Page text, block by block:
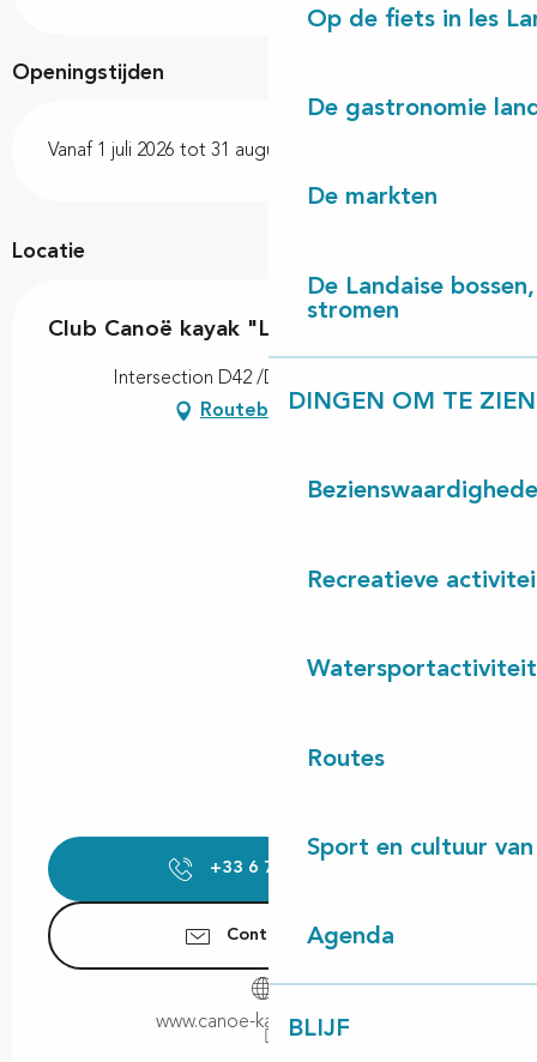
Op de fiets in les
De gastronomie
De markten
De Landaise
stromen
DINGEN OM TE
Recreatieve
Routes
Sport en cultuur
Agenda
BLIJF
Openingstijden
Vanaf 1 juli 2026 tot 31 augustus 2026
Locatie
Club Canoë kayak "La Palue"
Intersection D42 /D14, 40260 Castets
Routebeschrijving
+33 6 79 13 38
Contacteer ons
www.canoe-kayak-castets.fr